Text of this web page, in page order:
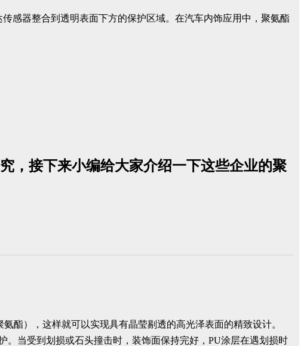
感器整合到透明表面下方的保护区域。在汽车内饰应用中，聚氨酯
，接下来小编给大家介绍一下这些企业的聚
酯），这样就可以实现具有晶莹剔透的高光泽表面的精致设计。
。当受到划损或石头撞击时，装饰面保持完好，PU涂层在遇划损时